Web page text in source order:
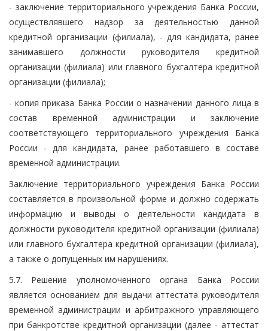
- заключение территориального учреждения Банка России,
осуществлявшего надзор за деятельностью данной
кредитной организации (филиала), - для кандидата, ранее
занимавшего должности руководителя кредитной
организации (филиала) или главного бухгалтера кредитной
организации (филиала);
- копия приказа Банка России о назначении данного лица в
состав временной администрации и заключение
соответствующего территориального учреждения Банка
России - для кандидата, ранее работавшего в составе
временной администрации.
Заключение территориального учреждения Банка России
составляется в произвольной форме и должно содержать
информацию и выводы о деятельности кандидата в
должности руководителя кредитной организации (филиала)
или главного бухгалтера кредитной организации (филиала),
а также о допущенных им нарушениях.
5.7. Решение уполномоченного органа Банка России
является основанием для выдачи аттестата руководителя
временной администрации и арбитражного управляющего
при банкротстве кредитной организации (далее - аттестат